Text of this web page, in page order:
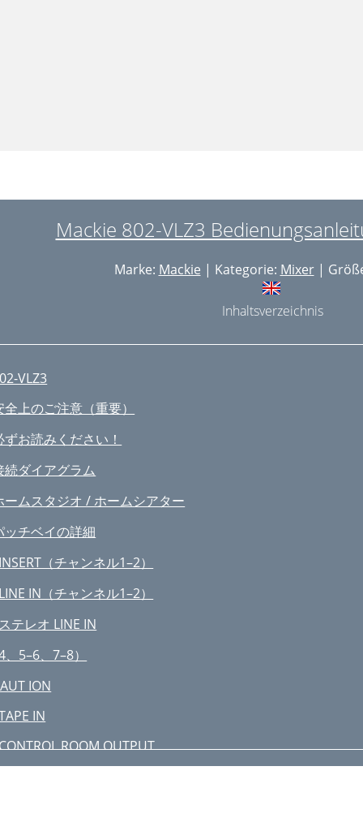
Mackie 802-VLZ3
Marke: Mackie | Kategorie: Mixer|
Inhaltsverzeichnis
VLZ3
全上のご注意（重要）
ずお読みください！
続ダイアグラム
ームスタジオ / ホームシアター
ッチベイの詳細
（チャンネル1–2）
IN（チャンネル1–2）
テレオ LINE IN
、5–6、7–8）
ION
IN
ROOM OUTPUT